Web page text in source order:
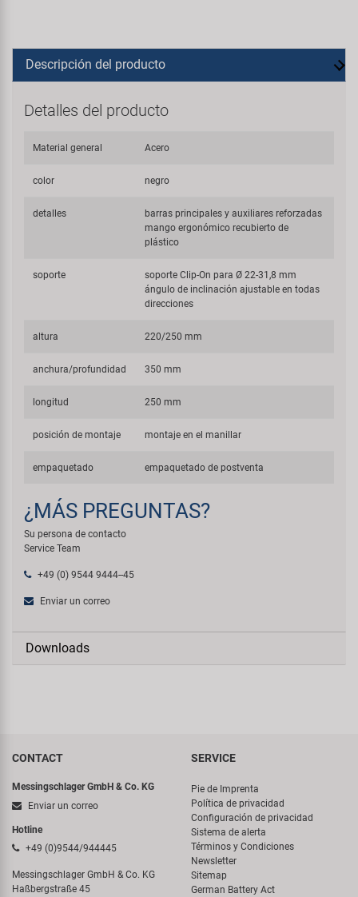
Descripción del producto
Detalles del producto
Material general Acero
color negro
detalles
barras principales y auxiliares reforzadas
mango ergonómico recubierto de
plástico
soporte
soporte Clip-On para Ø 22-31,8 mm
ángulo de inclinación ajustable en todas
direcciones
altura 220/250 mm
anchura/profundidad 350 mm
longitud 250 mm
posición de montaje montaje en el manillar
empaquetado empaquetado de postventa
¿MÁS PREGUNTAS?
Su persona de contacto
Service Team
+49 (0) 9544 9444--45
Enviar un correo
Downloads
CONTACT
Messingschlager GmbH & Co. KG
Enviar un correo
Hotline
+49 (0)9544/944445
Messingschlager GmbH & Co. KG
Haßbergstraße 45
SERVICE
Pie de Imprenta
Política de privacidad
Configuración de privacidad
Sistema de alerta
Términos y Condiciones
Newsletter
Sitemap
German Battery Act